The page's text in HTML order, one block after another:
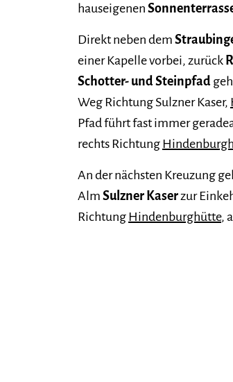
hauseigenen
Direkt neben dem
einer Kapelle vorbei, zurück
Schotter- und Steinpfad
Weg Richtung Sulzner Kaser,
Pfad führt fast immer
rechts Richtung
An der nächsten Kreuzung
Alm Sulzner Kaserzur
Richtung Hindenburghütte,